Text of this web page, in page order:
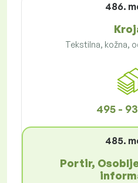
486.
Tekstilna, kožna,
495 -
485.
Portir,